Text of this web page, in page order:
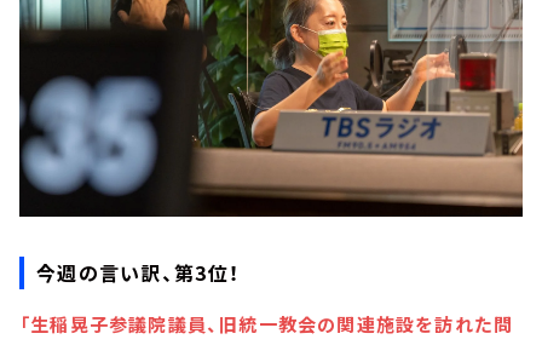
今週の言い訳、第3位！
「生稲晃子参議院議員、旧統一教会の関連施設を訪れた問